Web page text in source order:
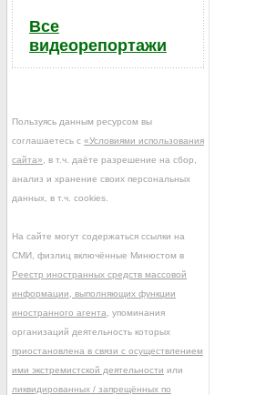
Все
видеорепортажи
Пользуясь данным ресурсом вы
соглашаетесь с «Условиями использования
сайта» , в т.ч. даёте разрешение на сбор,
анализ и хранение своих персональных
данных, в т.ч. cookies.
На сайте могут содержаться ссылки на
СМИ, физлиц включённые Минюстом в
Реестр иностранных средств массовой
информации, выполняющих функции
иностранного агента , упоминания
организаций деятельность которых
приостановлена в связи с осуществлением
ими экстремистской деятельности или
ликвидированных / запрещённых по